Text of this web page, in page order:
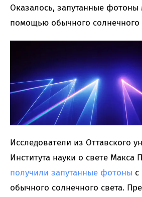
Оказалось, запутанные фотоны
помощью обычного солнечного
Исследователи из Оттавского
Института науки о свете Макса
получили запутанные фотоны
обычного солнечного света.